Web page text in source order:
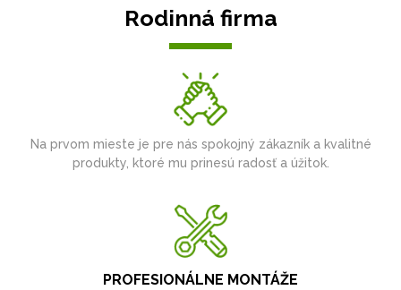
Rodinná firma
Na prvom mieste je pre nás spokojný zákazník a kvalitné
produkty, ktoré mu prinesú radosť a úžitok.
PROFESIONÁLNE MONTÁŽE